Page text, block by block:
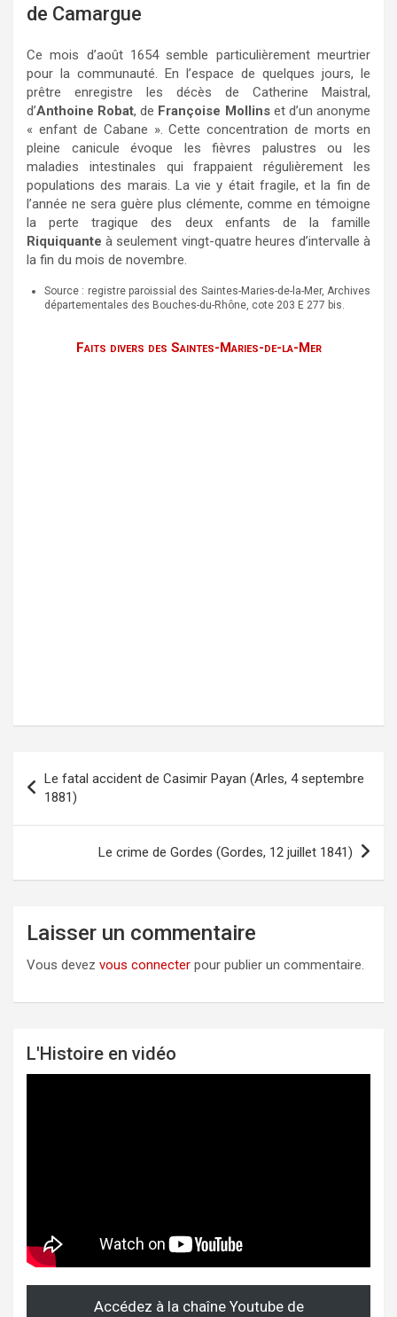
de Camargue
Ce mois d’août 1654 semble particulièrement meurtrier
pour la communauté. En l’espace de quelques jours, le
prêtre enregistre les décès de Catherine Maistral,
d’Anthoine Robat, de Françoise Mollinset d’un anonyme
« enfant de Cabane ». Cette concentration de morts en
pleine canicule évoque les fièvres palustres ou les
maladies intestinales qui frappaient régulièrement les
populations des marais. La vie y était fragile, et la fin de
l’année ne sera guère plus clémente, comme en témoigne
la perte tragique des deux enfants de la famille
Riquiquante à seulement vingt-quatre heures d’intervalle à
la fin du mois de novembre.
Source : registre paroissial des Saintes-Maries-de-la-Mer, Archives
départementales des Bouches-du-Rhône, cote 203 E 277 bis.
Faits divers des Saintes-Maries-de-la-Mer
Navigation
l’article
Le fatal accident de Casimir Payan (Arles, 4 septembre
1881)
Le crime de Gordes (Gordes, 12 juillet 1841)
Laisser un commentaire
Vous devez vous connecter pour publier un commentaire.
L'Histoire en vidéo
Accédez à la chaîne Youtube de